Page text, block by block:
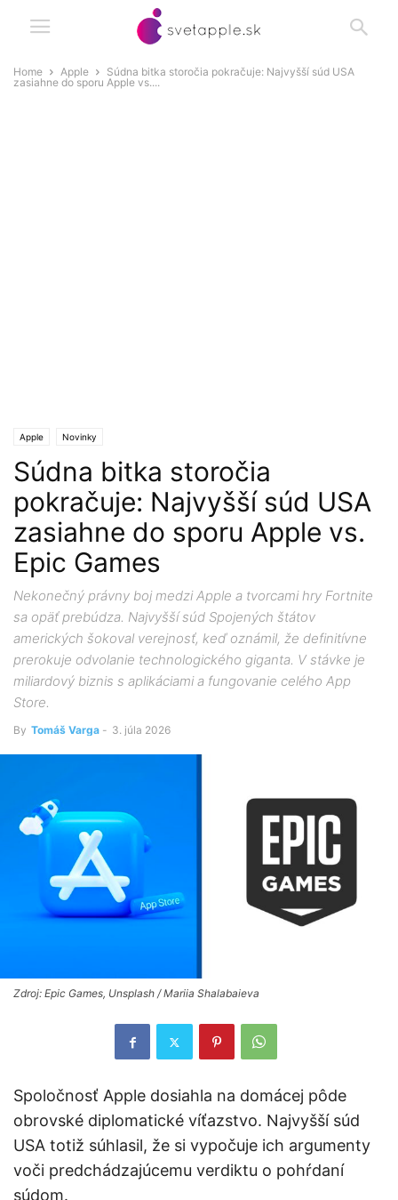
Home Apple
Súdna bitka storočia pokračuje: Najvyšší súd USA
zasiahne do sporu Apple vs....
Apple Novinky
Súdna bitka storočia
pokračuje: Najvyšší súd USA
zasiahne do sporu Apple vs.
Epic Games
Nekonečný právny boj medzi Apple a tvorcami hry Fortnite
sa opäť prebúdza. Najvyšší súd Spojených štátov
amerických šokoval verejnosť, keď oznámil, že definitívne
prerokuje odvolanie technologického giganta. V stávke je
miliardový biznis s aplikáciami a fungovanie celého App
Store.
By Tomáš Varga - 3. júla 2026
Zdroj: Epic Games, Unsplash / Mariia Shalabaieva
Spoločnosť Apple dosiahla na domácej pôde
obrovské diplomatické víťazstvo. Najvyšší súd
USA totiž súhlasil, že si vypočuje ich argumenty
voči predchádzajúcemu verdiktu o pohŕdaní
súdom.